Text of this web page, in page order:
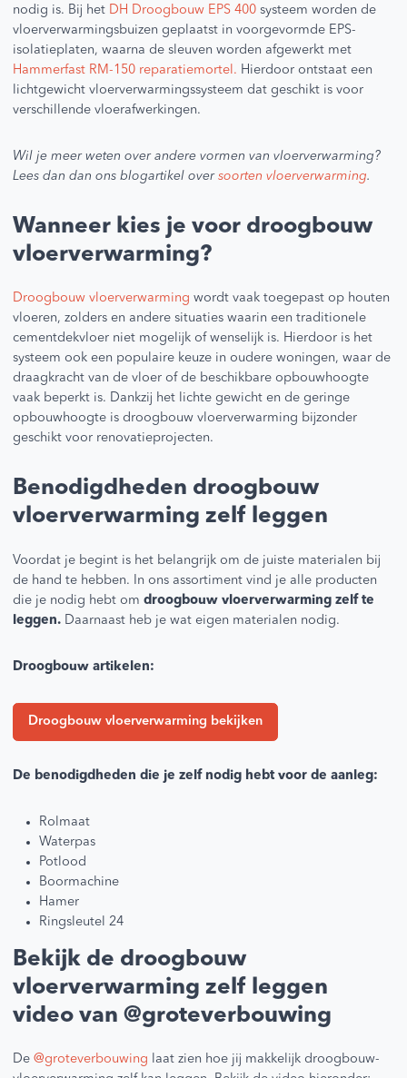
nodig is. Bij het DH Droogbouw EPS 400 systeem worden de
vloerverwarmingsbuizen geplaatst in voorgevormde EPS-
isolatieplaten, waarna de sleuven worden afgewerkt met
Hammerfast RM-150 reparatiemortel. Hierdoor ontstaat een
lichtgewicht vloerverwarmingssysteem dat geschikt is voor
verschillende vloerafwerkingen.
Wil je meer weten over andere vormen van vloerverwarming?
Lees dan dan ons blogartikel oversoorten vloerverwarming.
Wanneer kies je voor droogbouw
vloerverwarming?
Droogbouw vloerverwarming wordt vaak toegepast op houten
vloeren, zolders en andere situaties waarin een traditionele
cementdekvloer niet mogelijk of wenselijk is. Hierdoor is het
systeem ook een populaire keuze in oudere woningen, waar de
draagkracht van de vloer of de beschikbare opbouwhoogte
vaak beperkt is. Dankzij het lichte gewicht en de geringe
opbouwhoogte is droogbouw vloerverwarming bijzonder
geschikt voor renovatieprojecten.
Benodigdheden droogbouw
vloerverwarming zelf leggen
Voordat je begint is het belangrijk om de juiste materialen bij
de hand te hebben. In ons assortiment vind je alle producten
die je nodig hebt omdroogbouw vloerverwarming zelf te
leggen. Daarnaast heb je wat eigen materialen nodig.
Droogbouw artikelen:
Droogbouw vloerverwarming bekijken
De benodigdheden die je zelf nodig hebt voor de aanleg:
Rolmaat
Waterpas
Potlood
Boormachine
Hamer
Ringsleutel 24
Bekijk de droogbouw
vloerverwarming zelf leggen
video van @groteverbouwing
De@groteverbouwing laat zien hoe jij makkelijk droogbouw-